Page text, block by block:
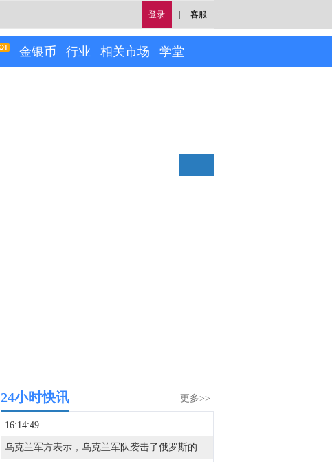
登录 客服
金银币 行业 相关市场 学堂
更多>>
24小时快讯
16:14:49
乌克兰军方表示，乌克兰军队袭击了俄罗斯的伊尔斯基和西兹兰石油精炼厂，导致火灾发生。